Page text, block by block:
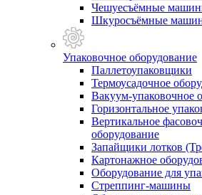
Чешуесъёмные
Шкуросъёмные
Упаковочное оборудование
Паллетоупаковщики
Термоусадочное
Вакуум-упаковочное
Горизонтальное
Вертикальное
оборудование
Запайщики лотков
Картонажное
Оборудование для
Стреппинг-машины